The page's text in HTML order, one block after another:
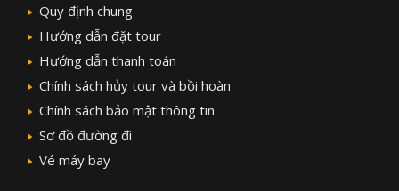
Quy định chung
Hướng dẫn đặt tour
Hướng dẫn thanh toán
Chính sách hủy tour và bồi hoàn
Chính sách bảo mật thông tin
Sơ đồ đường đi
Vé máy bay